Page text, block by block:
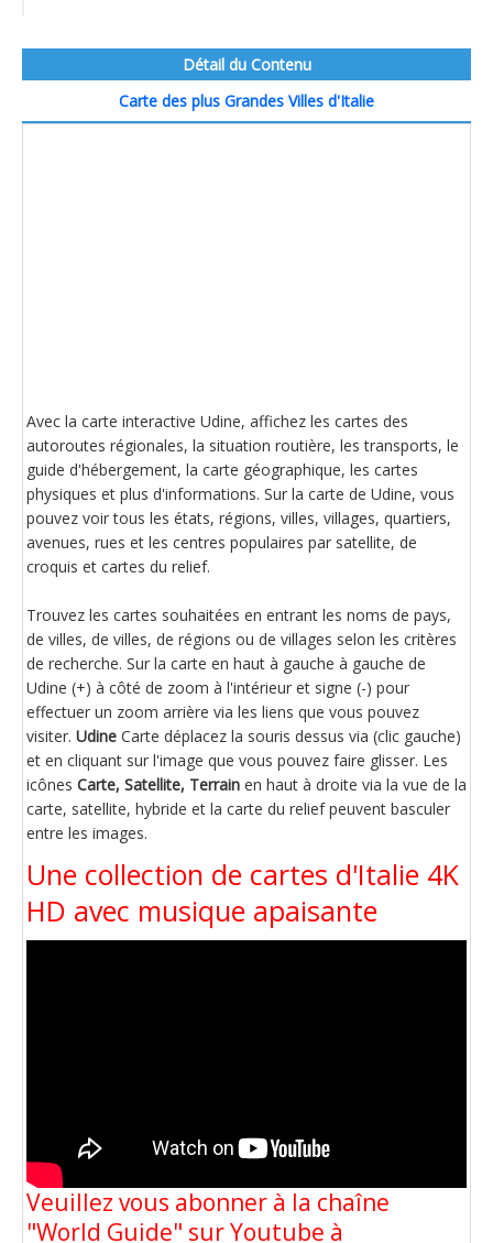
Détail du Contenu
Carte des plus Grandes Villes d'Italie
Avec la carte interactive Udine, affichez les cartes des
autoroutes régionales, la situation routière, les transports, le
guide d'hébergement, la carte géographique, les cartes
physiques et plus d'informations. Sur la carte de Udine, vous
pouvez voir tous les états, régions, villes, villages, quartiers,
avenues, rues et les centres populaires par satellite, de
croquis et cartes du relief.
Trouvez les cartes souhaitées en entrant les noms de pays,
de villes, de villes, de régions ou de villages selon les critères
de recherche. Sur la carte en haut à gauche à gauche de
Udine (+) à côté de zoom à l'intérieur et signe (-) pour
effectuer un zoom arrière via les liens que vous pouvez
visiter. Udine Carte déplacez la souris dessus via (clic gauche)
et en cliquant sur l'image que vous pouvez faire glisser. Les
icônes Carte, Satellite, Terrain en haut à droite via la vue de la
carte, satellite, hybride et la carte du relief peuvent basculer
entre les images.
Une collection de cartes d'Italie 4K
HD avec musique apaisante
Veuillez vous abonner à la chaîne
"World Guide" sur Youtube à